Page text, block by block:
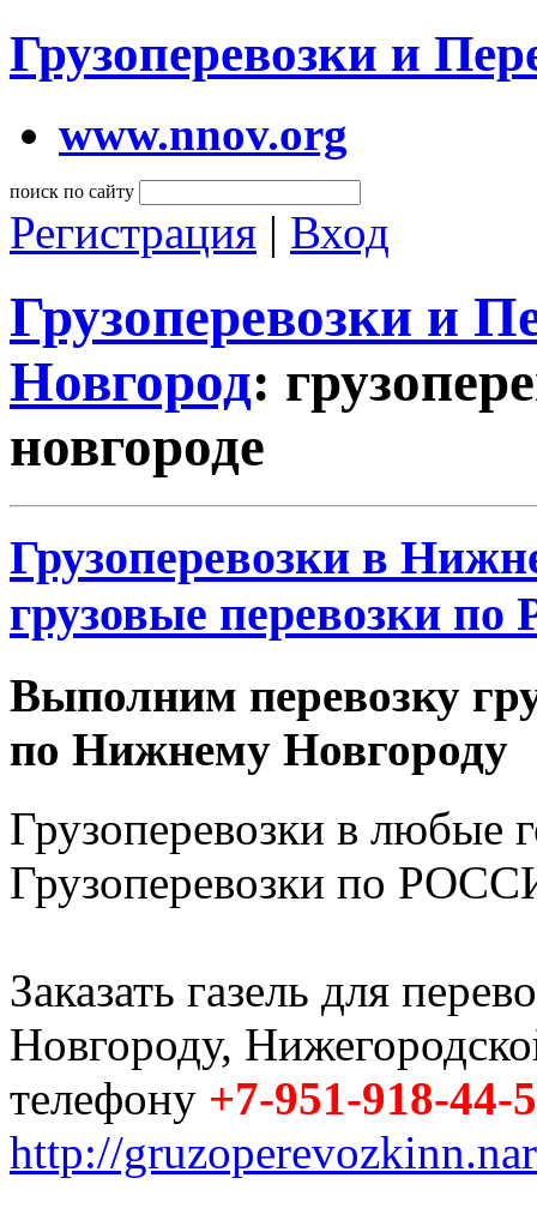
Грузоперевозки и
www.nnov.org
поиск по сайту
Регистрация | Вход
Грузоперевозки и
Новгород:
новгороде
Грузоперевозки в
грузовые перевозки по
Выполним перевозку
по Нижнему Новгороду
Грузоперевозки в любые
Грузоперевозки по
Заказать газель для
Новгороду,
телефону +7-951-918-44-
http://